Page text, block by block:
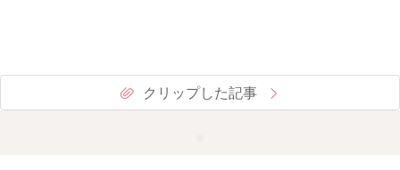
クリップした記事